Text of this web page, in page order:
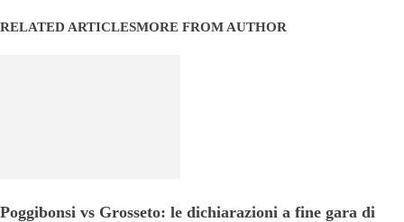
RELATED ARTICLESMORE FROM AUTHOR
Poggibonsi vs Grosseto: le dichiarazioni a fine gara di